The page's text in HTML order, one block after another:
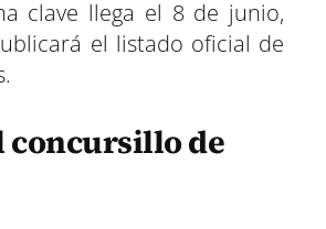
clave llega el 8 de junio,
el listado oficial de
concursillo de